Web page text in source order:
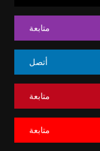
متابعة
أتصل
متابعة
متابعة